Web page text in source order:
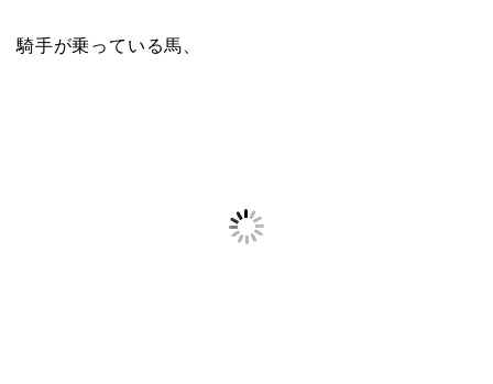
騎手が乗っている馬、